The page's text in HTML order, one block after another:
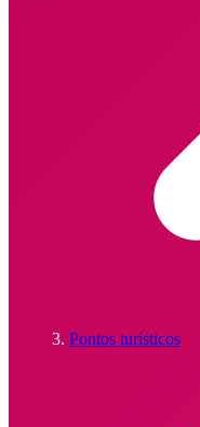
Pontos turísticos